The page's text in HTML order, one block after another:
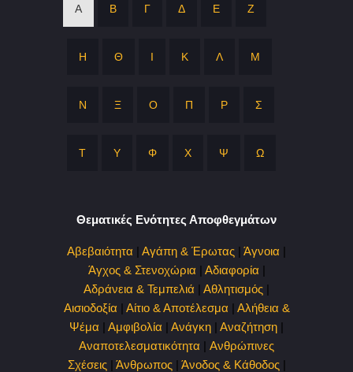
Α Β Γ Δ Ε Ζ
Η Θ Ι Κ Λ Μ
Ν Ξ Ο Π Ρ Σ
Τ Υ Φ Χ Ψ Ω
Θεματικές Ενότητες Αποφθεγμάτων
Αβεβαιότητα | Αγάπη & Έρωτας | Άγνοια |
Άγχος & Στενοχώρια | Αδιαφορία |
Αδράνεια & Τεμπελιά | Αθλητισμός |
Αισιοδοξία | Αίτιο & Αποτέλεσμα | Αλήθεια &
Ψέμα | Αμφιβολία | Ανάγκη | Αναζήτηση |
Αναποτελεσματικότητα | Ανθρώπινες
Σχέσεις| Άνθρωπος| Άνοδος & Κάθοδος|